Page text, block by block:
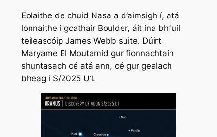
Eolaithe de chuid Nasa a d’aimsigh í, atá
lonnaithe i gcathair Boulder, áit ina bhfuil
teileascóip James Webb suite. Dúirt
Maryame El Moutamid gur fionnachtain
shuntasach cé atá ann, cé gur gealach
bheag í S/2025 U1.